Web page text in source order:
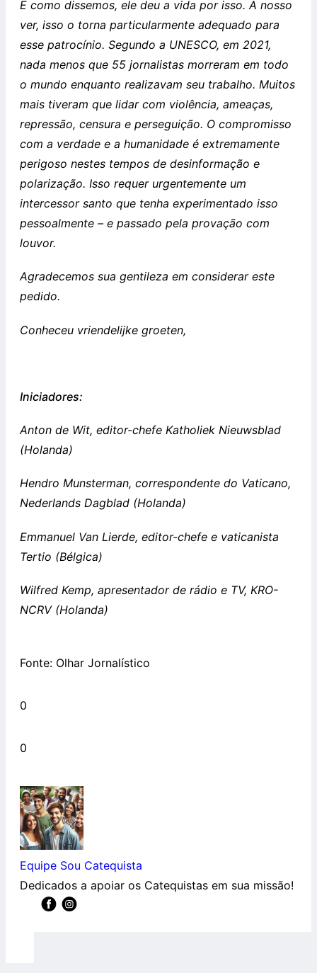
E como dissemos, ele deu a vida por isso. A nosso
ver, isso o torna particularmente adequado para
esse patrocínio. Segundo a UNESCO, em 2021,
nada menos que 55 jornalistas morreram em todo
o mundo enquanto realizavam seu trabalho. Muitos
mais tiveram que lidar com violência, ameaças,
repressão, censura e perseguição. O compromisso
com a verdade e a humanidade é extremamente
perigoso nestes tempos de desinformação e
polarização. Isso requer urgentemente um
intercessor santo que tenha experimentado isso
pessoalmente – e passado pela provação com
louvor.
Agradecemos sua gentileza em considerar este
pedido.
Conheceu vriendelijke groeten,
Iniciadores:
Anton de Wit, editor-chefe Katholiek Nieuwsblad
(Holanda)
Hendro Munsterman, correspondente do Vaticano,
Nederlands Dagblad (Holanda)
Emmanuel Van Lierde, editor-chefe e vaticanista
Tertio (Bélgica)
Wilfred Kemp, apresentador de rádio e TV, KRO-
NCRV (Holanda)
Fonte: Olhar Jornalístico
0
0
Equipe Sou Catequista
Dedicados a apoiar os Catequistas em sua missão!